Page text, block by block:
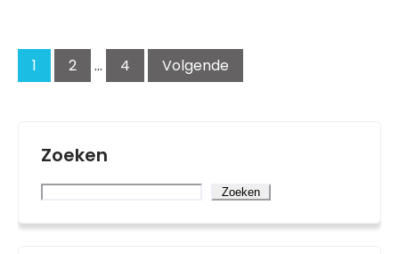
pagination
1 2 … 4 Volgende
Zoeken
Zoeken